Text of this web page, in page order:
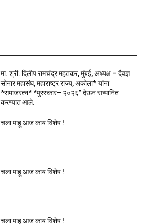
मा. श्री. दिलीप रामचंद्र महतकर, मुंबई, अध्यक्ष – दैवज्ञ
सोनार महासंघ, महाराष्ट्र राज्य, अकोला* यांना
*समाजरत्न* *पुरस्कार– २०२६” देऊन सन्मानित
करण्यात आले.
चला पाहू आज काय विशेष !
चला पाहू आज काय विशेष !
चला पाहू आज काय विशेष !